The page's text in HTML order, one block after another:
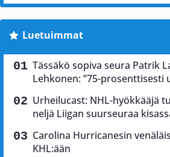
Luetuimmat
Tässäkö sopiva seura Patrik
Lehkonen: ”75-prosenttisesti
Urheilucast: NHL-hyökkääjä
neljä Liigan suurseuraa
Carolina Hurricanesin
KHL:ään